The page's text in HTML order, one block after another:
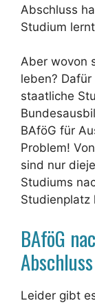
Abschluss
Studium
Aber wovon
leben?
staatliche
BAföG für
Problem!
sind nur
Studiums
Studienplatz
BAföG
Abschluss
Leider gibt